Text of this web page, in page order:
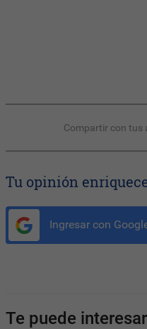
Compartir con tus
Tu opinión
Ingresar con
Te puede